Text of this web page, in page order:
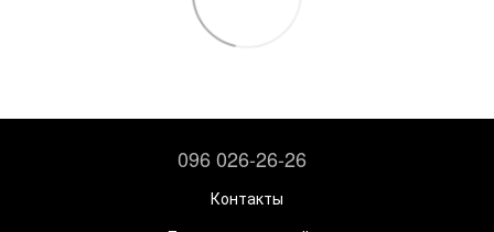
096 026-26-26
Контакты